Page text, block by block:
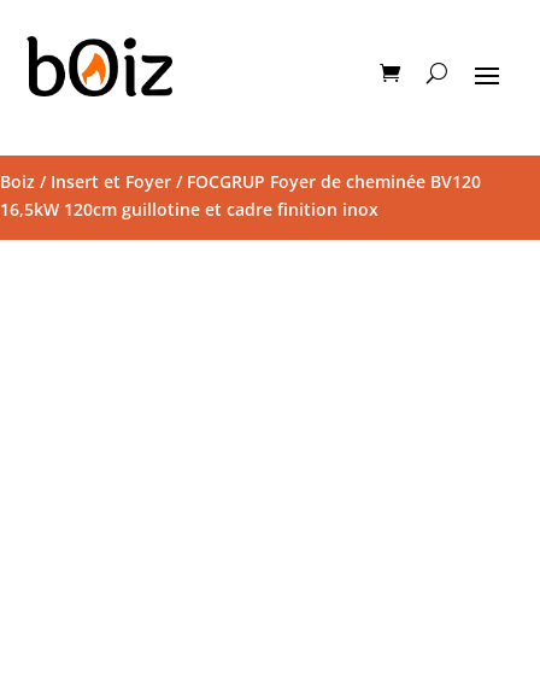
Boiz / Insert et Foyer / FOCGRUP Foyer de cheminée BV120
16,5kW 120cm guillotine et cadre finition inox